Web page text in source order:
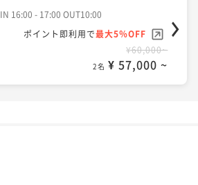
IN 16:00 - 17:00 OUT10:00
ポイント即利用で最大5％OFF
¥60,000~
2名 ¥ 57,000 ~